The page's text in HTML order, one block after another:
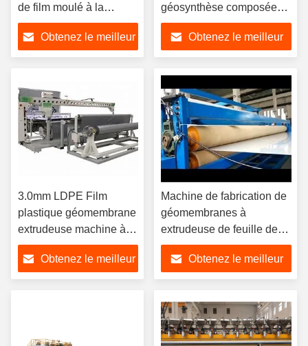
de film moulé à la
géomembrane
Obtenez le meilleur
géosynthèse composée
LDPE ligne d'extrusion de
feuille HDPE
Obtenez le meilleur
3.0mm LDPE Film
plastique géomembrane
extrudeuse machine à
double face texturé
Obtenez le meilleur
Machine de fabrication de
géomembranes à
extrudeuse de feuille de
mousse en PE CPE
Obtenez le meilleur